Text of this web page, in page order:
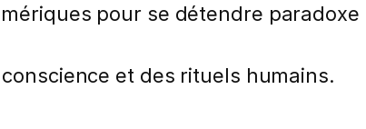
pour se détendre paradoxe
et des rituels humains.